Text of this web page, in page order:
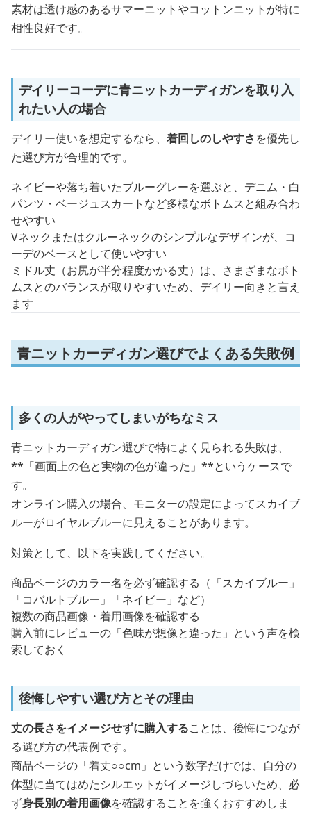
素材は透け感のあるサマーニットやコットンニットが特に
相性良好です。
デイリーコーデに青ニットカーディガンを取り入
れたい人の場合
デイリー使いを想定するなら、 着回しのしやすさを優先し
た選び方が合理的です。
ネイビーや落ち着いたブルーグレーを選ぶと、デニム・白
パンツ・ベージュスカートなど多様なボトムスと組み合わ
せやすい
Vネックまたはクルーネックのシンプルなデザインが、コ
ーデのベースとして使いやすい
ミドル丈（お尻が半分程度かかる丈）は、さまざまなボト
ムスとのバランスが取りやすいため、デイリー向きと言え
ます
青ニットカーディガン選びでよくある失敗例
多くの人がやってしまいがちなミス
青ニットカーディガン選びで特によく見られる失敗は、
**「画面上の色と実物の色が違った」**というケースで
す。
オンライン購入の場合、モニターの設定によってスカイブ
ルーがロイヤルブルーに見えることがあります。
対策として、以下を実践してください。
商品ページのカラー名を必ず確認する（「スカイブルー」
「コバルトブルー」「ネイビー」など）
複数の商品画像・着用画像を確認する
購入前にレビューの「色味が想像と違った」という声を検
索しておく
後悔しやすい選び方とその理由
丈の長さをイメージせずに購入することは、後悔につなが
る選び方の代表例です。
商品ページの「着丈○○cm」という数字だけでは、自分の
体型に当てはめたシルエットがイメージしづらいため、必
ず身長別の着用画像を確認することを強くおすすめしま